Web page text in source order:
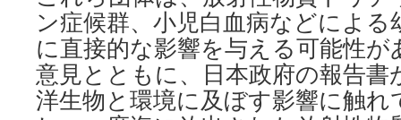
ン症候群、小児白血病などによる
に直接的な影響を与える可能性
意見とともに、日本政府の報告書
洋生物と環境に及ぼす影響に触